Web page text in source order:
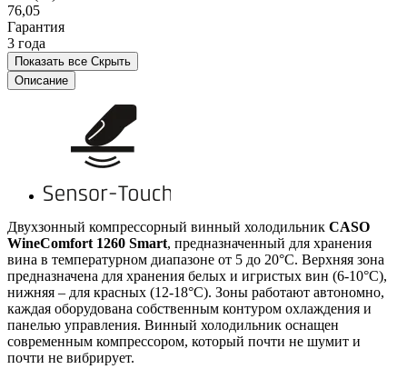
76,05
Гарантия
3 года
Показать все Скрыть
Описание
Двухзонный компрессорный винный холодильник CASO
WineComfort 1260 Smart, предназначенный для хранения
вина в температурном диапазоне от 5 до 20°C. Верхняя зона
предназначена для хранения белых и игристых вин (6-10°C),
нижняя – для красных (12-18°C). Зоны работают автономно,
каждая оборудована собственным контуром охлаждения и
панелью управления. Винный холодильник оснащен
современным компрессором, который почти не шумит и
почти не вибрирует.